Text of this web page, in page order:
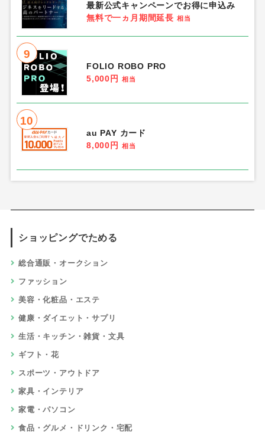
最新公式キャンペーンでお得に申込み
無料で一ヵ月期間延長 相当
9
FOLIO ROBO PRO
5,000円
相当
10
au PAY カード
8,000円
相当
ショッピングでためる
総合通販・オークション
ファッション
美容・化粧品・エステ
健康・ダイエット・サプリ
生活・キッチン・雑貨・文具
ギフト・花
スポーツ・アウトドア
家具・インテリア
家電・パソコン
食品・グルメ・ドリンク・宅配